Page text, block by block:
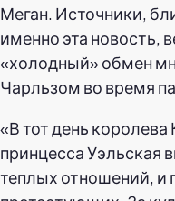
Меган. Источники,
именно эта новость,
«холодный» обмен
Чарльзом во время
«В тот день
принцесса Уэльская
теплых отношений, и